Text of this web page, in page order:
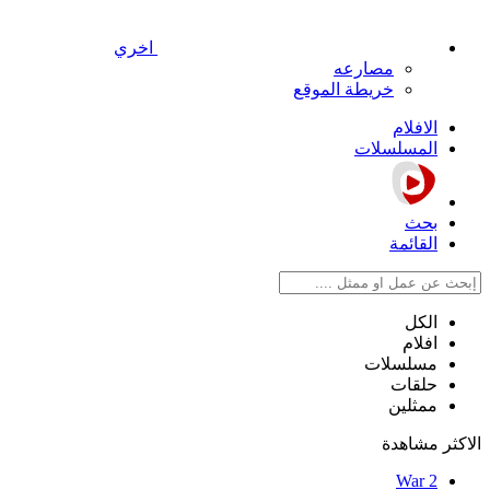
اخري
مصارعه
خريطة الموقع
الافلام
المسلسلات
بحث
القائمة
الكل
افلام
مسلسلات
حلقات
ممثلين
الاكثر مشاهدة
War 2